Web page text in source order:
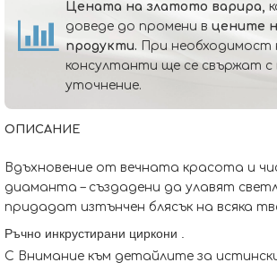
Цената на златото варира,
доведе до промени в цените
продукти. При
консултанти ще се свържат с
уточнение.
ОПИСАНИЕ
Вдъхновение от вечната красота и
диаманта – създадени да улавят
придадат изтънчен блясък на всяка
Ръчно инкрустирани циркони
С Внимание към детайлите за истински